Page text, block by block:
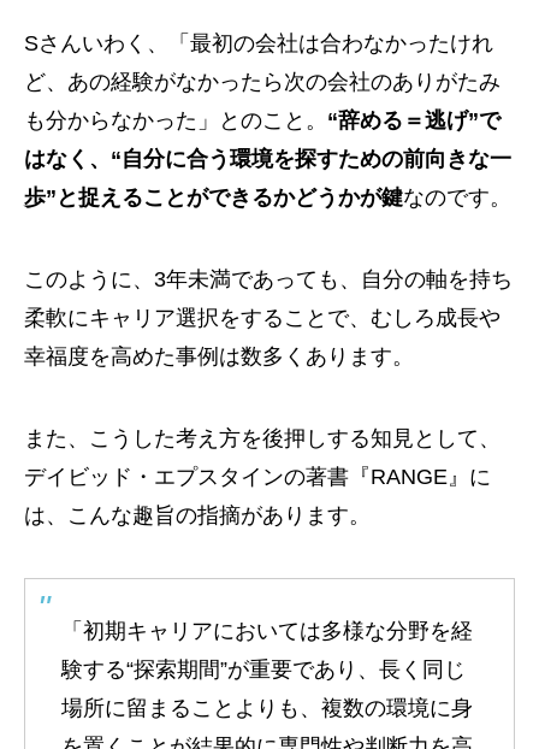
Sさんいわく、「最初の会社は合わなかったけれ
ど、あの経験がなかったら次の会社のありがたみ
も分からなかった」とのこと。 “辞める＝逃げ”で
はなく、“自分に合う環境を探すための前向きな一
歩”と捉えることができるかどうかが鍵なのです。
このように、3年未満であっても、自分の軸を持ち
柔軟にキャリア選択をすることで、むしろ成長や
幸福度を高めた事例は数多くあります。
また、こうした考え方を後押しする知見として、
デイビッド・エプスタインの著書『RANGE』に
は、こんな趣旨の指摘があります。
「初期キャリアにおいては多様な分野を経
験する“探索期間”が重要であり、長く同じ
場所に留まることよりも、複数の環境に身